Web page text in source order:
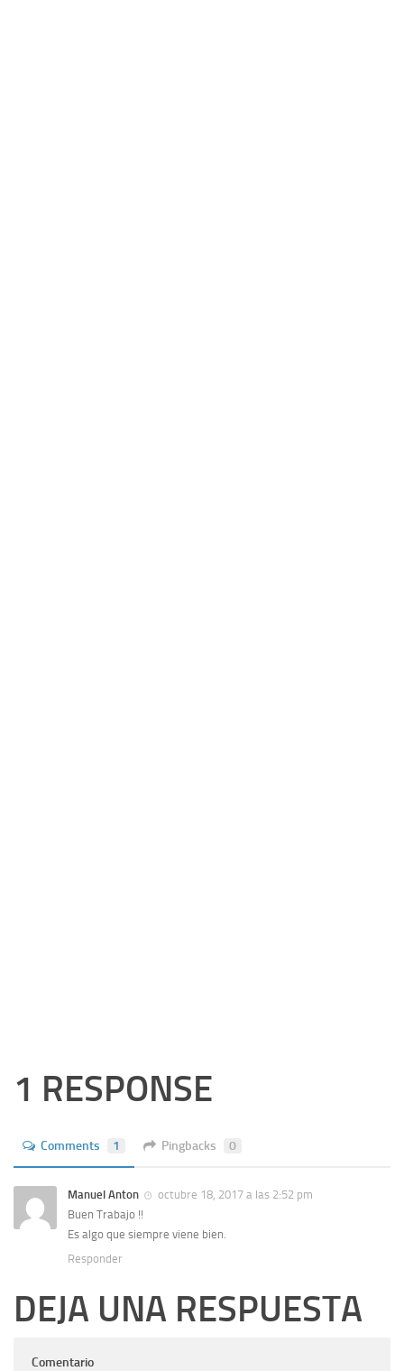
1 RESPONSE
Comments 1 Pingbacks 0
Manuel Anton
octubre 18, 2017 a las 2:52 pm
Buen Trabajo !!
Es algo que siempre viene bien.
Responder
DEJA UNA RESPUESTA
Comentario